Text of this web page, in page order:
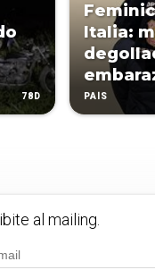
78D
Italia:
PAÍS
al mailing.